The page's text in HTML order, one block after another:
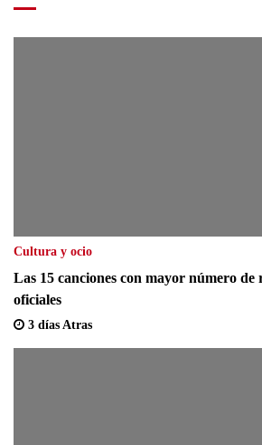
Cultura y ocio
Las 15 canciones con mayor número de
oficiales
3 días Atras